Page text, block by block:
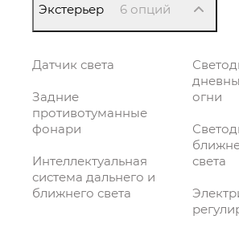
Экстерьер 6 опций
Датчик света
Задние
противотуманные
фонари
Интеллектуальная
система дальнего и
ближнего света
огни
света